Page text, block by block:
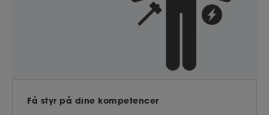
Få styr på dine kompetencer